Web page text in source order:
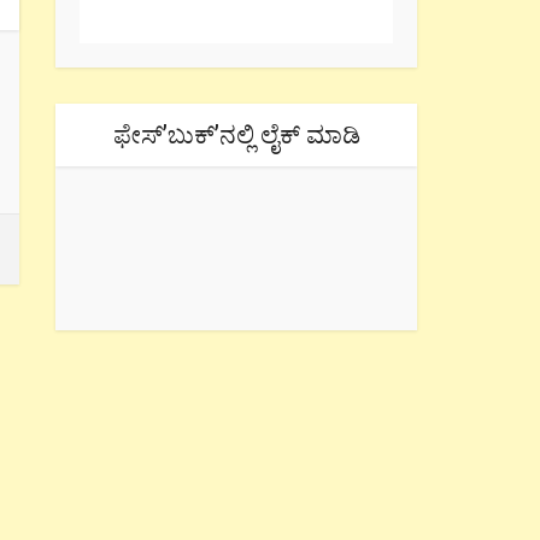
ಫೇಸ್’ಬುಕ್’ನಲ್ಲಿ ಲೈಕ್ ಮಾಡಿ